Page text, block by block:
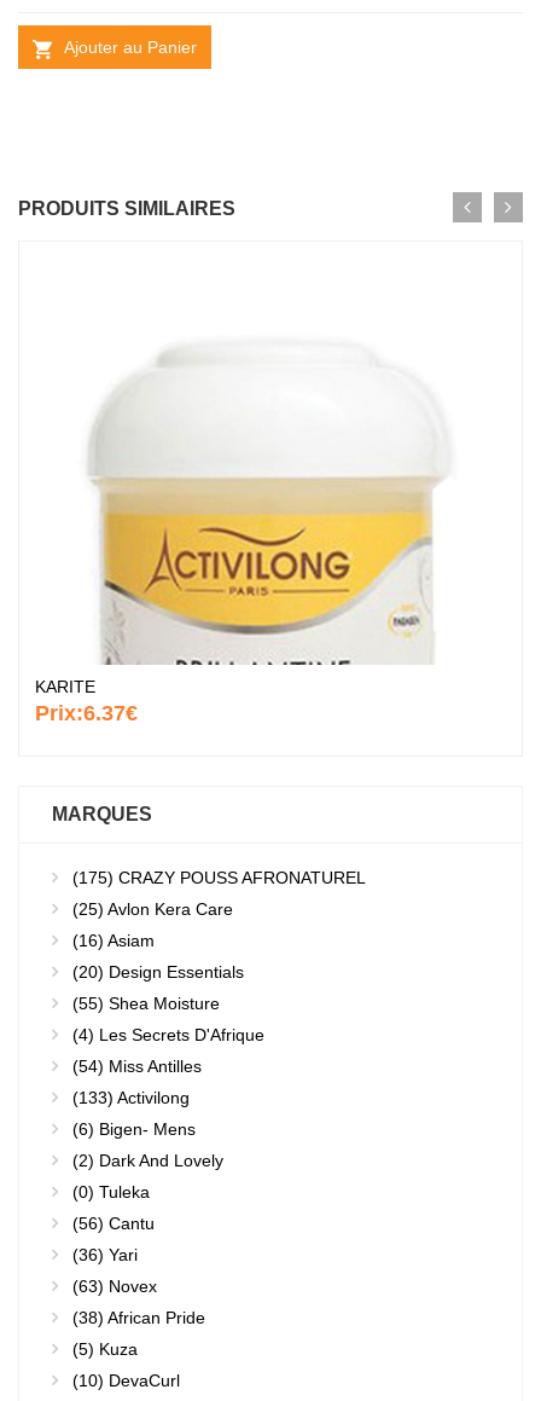
Ajouter au Panier
PRODUITS SIMILAIRES
KARITE
Prix:6.37€
MARQUES
(175) CRAZY POUSS AFRONATUREL
(25) Avlon Kera Care
(16) Asiam
(20) Design Essentials
(55) Shea Moisture
(4) Les Secrets D'Afrique
(54) Miss Antilles
(133) Activilong
(6) Bigen- Mens
(2) Dark And Lovely
(0) Tuleka
(56) Cantu
(36) Yari
(63) Novex
(38) African Pride
(5) Kuza
(10) DevaCurl